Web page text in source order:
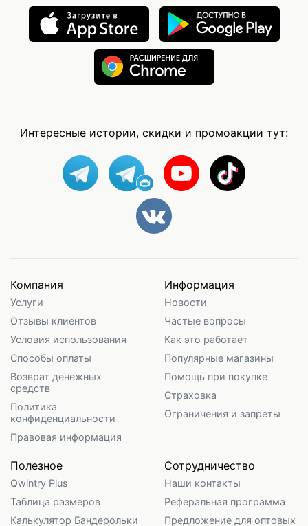
Интересные истории, скидки и промоакции тут:
Компания
Услуги
Отзывы клиентов
Условия использования
Способы оплаты
Возврат денежных
средств
Политика
конфиденциальности
Правовая информация
Информация
Новости
Частые вопросы
Как это работает
Популярные магазины
Помощь при покупке
Страховка
Ограничения и запреты
Полезное
Qwintry Plus
Таблица размеров
Калькулятор Бандерольки
Сотрудничество
Наши контакты
Реферальная программа
Предложение для оптовых